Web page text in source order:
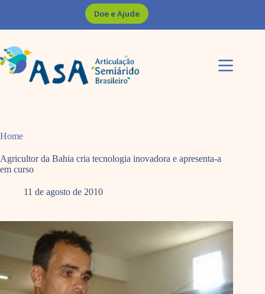
Doe e Ajude
Home
Agricultor da Bahia cria tecnologia inovadora e apresenta-a
em curso
11 de agosto de 2010